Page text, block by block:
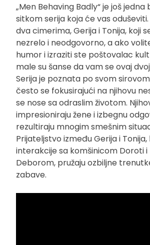
„Men Behaving Badly“ je još
sitkom serija koja će vas
dva cimerima, Gerija i Tonija, koji
nezrelo i neodgovorno, a ako
humor i izraziti ste poštovalac
male su šanse da vam se ovaj
Serija je poznata po svom
često se fokusirajući na njihovu
se nose sa odraslim životom.
impresioniraju žene i izbegnu
rezultiraju mnogim smešnim
Prijateljstvo između Gerija i Tonija,
interakcije sa komšinicom Doroti
Deborom, pružaju ozbiljne
zabave.